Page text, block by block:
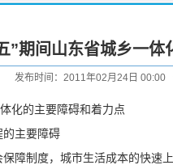
”期间山东省城乡一体
发布时间：2011年02月24日
化的主要障碍和着力点
的主要障碍
障制度，城市生活成本的快速